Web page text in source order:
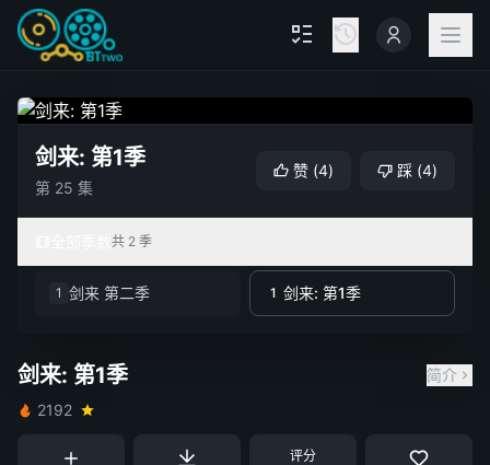
剑来: 第1季
第 25 集
赞 (4) 踩 (4)
共 2 季
1 剑来 第二季 1 剑来: 第1季
剑来: 第1季
简介
2192
评分